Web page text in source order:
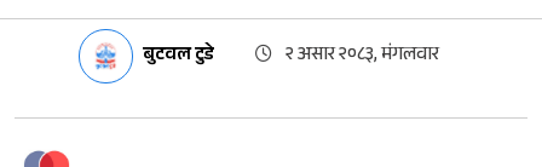
बुटवल टुडे २ असार २०८३, मंगलवार